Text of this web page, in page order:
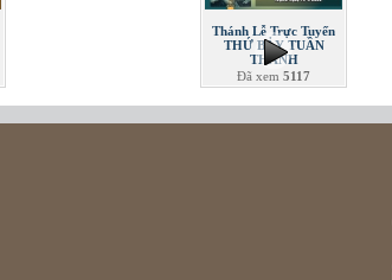
Thánh Lễ Trực Tuyến
THỨ BẢY TUẦN
THÁNH
Đã xem 5117